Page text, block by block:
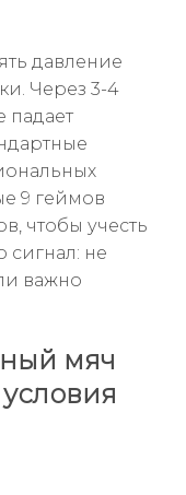
давление
Через 3-4
падает
9 геймов
чтобы учесть
сигнал: не
важно
мяч